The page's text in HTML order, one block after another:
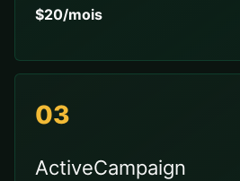
$20/mois
03
ActiveCampaign